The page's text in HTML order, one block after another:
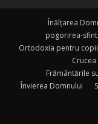
Înălțarea
pogorirea-
Ortodoxia pentru copii
Frământările
Învierea Domnului